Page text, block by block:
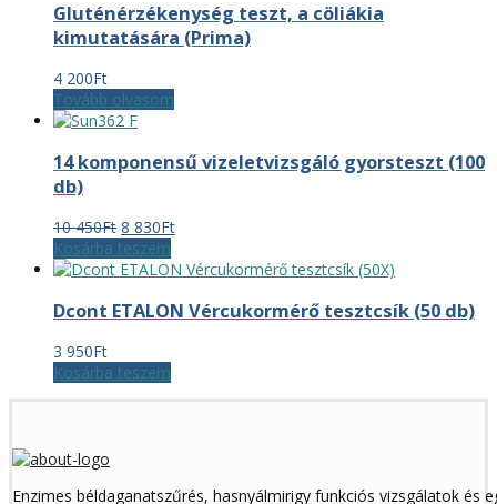
Gluténérzékenység teszt, a cöliákia
kimutatására (Prima)
4 200Ft
Tovább olvasom
14 komponensű vizeletvizsgáló gyorsteszt (100
db)
10 450Ft Original
price
was:
450Ft.
8 830FtCurrent
is:
830Ft.
Kosárba teszem
Dcont ETALON Vércukormérő tesztcsík (50 db)
3 950Ft
Kosárba teszem
Enzimes béldaganatszűrés, hasnyálmirigy funkciós vizsgálatok és